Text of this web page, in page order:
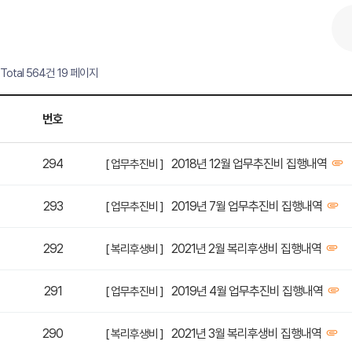
Total 564건 19 페이지
번호
294 [ 업무추진비 ] 2018년 12월 업무추진비 집행내역
293 [ 업무추진비 ] 2019년 7월 업무추진비 집행내역
292 [ 복리후생비 ] 2021년 2월 복리후생비 집행내역
291 [ 업무추진비 ] 2019년 4월 업무추진비 집행내역
290 [ 복리후생비 ] 2021년 3월 복리후생비 집행내역